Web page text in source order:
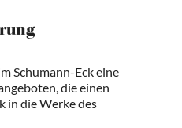
Schumann-Eck eine
die einen
in die Werke des